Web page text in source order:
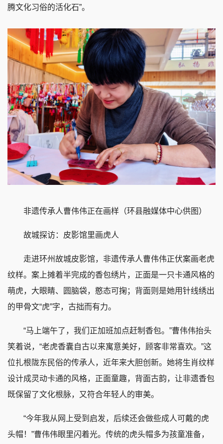
腾文化习俗的活化石”。
非遗传承人曹伟伟正在画样（环县融媒体中心供图）
故城探访：皮影馆里画虎人
走进环州故城皮影馆，非遗传承人曹伟伟正伏案画老虎
纹样。案上摊着半完成的香包绣片，正面是一只卡通风格的
萌虎，大眼睛、圆脑袋，憨态可掬；背面则是她用针线绣出
的甲骨文“虎”字，古拙而有力。
“马上端午了，我们正加班加点赶制香包。”曹伟伟抬头
笑着说，“老虎香囊自古以来寓意美好，顾客非常喜欢。”这
位扎根陇东民俗的传承人，近年来大胆创新。她将生肖纹样
设计成灵动卡通的风格，正面童趣，背面古韵，让非遗香包
既保留了文化根脉，又符合年轻人的审美。
“今年我从网上受到启发，后续还会做些成人可戴的虎
头帽！”曹伟伟眼里闪着光。传统的虎头帽多为孩童准备，